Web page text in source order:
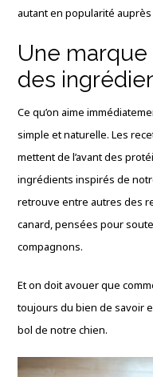
autant en popularité auprès
Une marque
des
Ce qu’on aime
simple et naturelle. Les
mettent de l’avant des
ingrédients inspirés de
retrouve entre autres des
canard, pensées pour
compagnons.
Et on doit avouer que
toujours du bien de savoir
bol de notre chien.